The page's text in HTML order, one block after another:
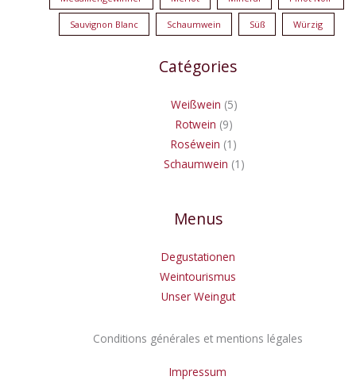
Sauvignon Blanc Schaumwein Süß Würzig
Catégories
Weißwein 5
Rotwein 9
Roséwein 1
Schaumwein 1
Menus
Degustationen
Weintourismus
Unser Weingut
Conditions générales et mentions légales
Impressum